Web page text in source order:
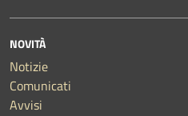
NOVITÀ
Notizie
Comunicati
Avvisi